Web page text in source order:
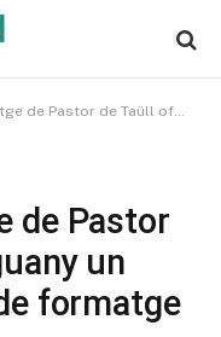
oferirà enguany un taller d’elaboració de formatge
de Pastor
un
formatge